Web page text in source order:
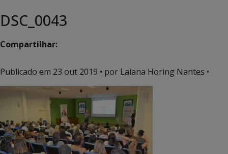
DSC_0043
Compartilhar:
Publicado em 23 out 2019 • por Laiana Horing Nantes •